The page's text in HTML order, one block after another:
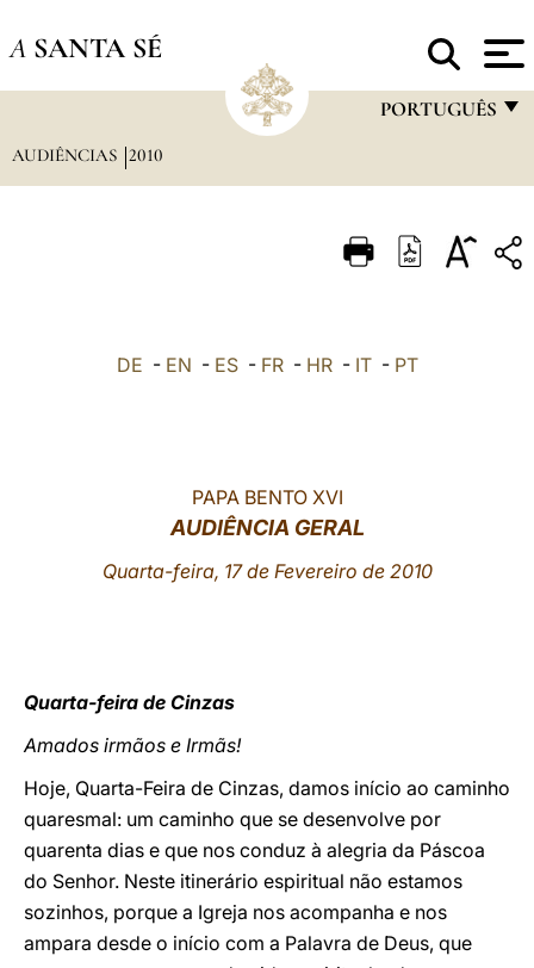
A SANTA SÉ
PORTUGUÊS
ITALIANO
LATINE
AUDIÊNCIAS 2010
DE - EN - ES- FR- HR- IT- PT
PAPA BENTO XVI
AUDIÊNCIA GERAL
Quarta-feira, 17 de Fevereiro de 2010
Quarta-feira de Cinzas
Amados irmãos e Irmãs!
Hoje, Quarta-Feira de Cinzas, damos início ao caminho
quaresmal: um caminho que se desenvolve por
quarenta dias e que nos conduz à alegria da Páscoa
do Senhor. Neste itinerário espiritual não estamos
sozinhos, porque a Igreja nos acompanha e nos
ampara desde o início com a Palavra de Deus, que